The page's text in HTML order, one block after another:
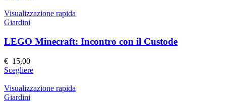
ha
Le
scelte
nella
pagina
Visualizzazione rapida
Giardini
LEGO Minecraft: Incontro con il Custode
€ 15,00
ScegliereQuesto
ha
Visualizzazione rapida
Giardini